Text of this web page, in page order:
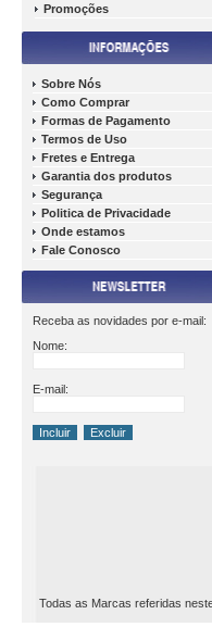
Promoções
Sobre Nós
Como Comprar
Formas de Pagamento
Termos de Uso
Fretes e Entrega
Garantia dos produtos
Segurança
Politica de Privacidade
Onde estamos
Fale Conosco
Receba as novidades por e-mail:
Nome:
E-mail:
Todas as Marcas referidas